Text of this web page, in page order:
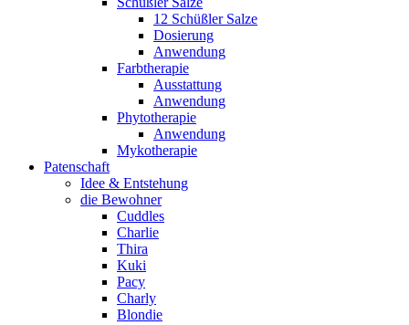
12 Schüßler Salze
Dosierung
Anwendung
Farbtherapie
Ausstattung
Anwendung
Phytotherapie
Anwendung
Mykotherapie
Patenschaft
Idee & Entstehung
die Bewohner
Cuddles
Charlie
Thira
Kuki
Pacy
Charly
Blondie